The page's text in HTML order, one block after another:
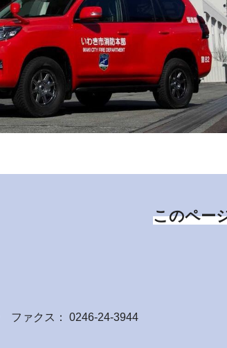
このペー
ファクス： 0246-24-3944